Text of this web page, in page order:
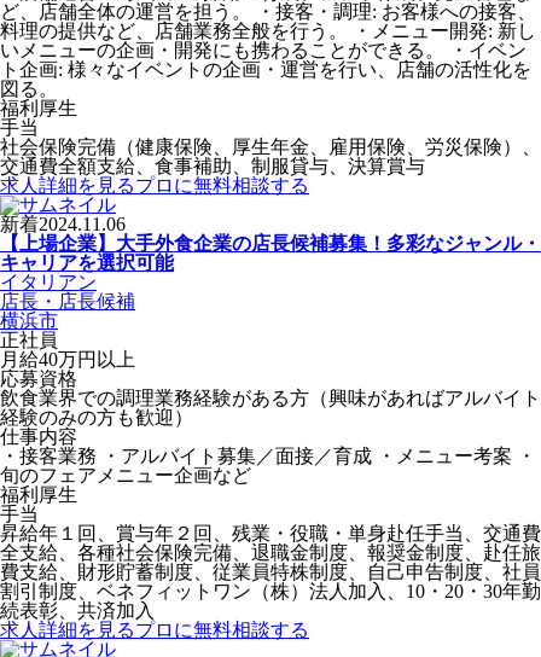
ど、店舗全体の運営を担う。 ・接客・調理: お客様への接客、
料理の提供など、店舗業務全般を行う。 ・メニュー開発: 新し
いメニューの企画・開発にも携わることができる。 ・イベン
ト企画: 様々なイベントの企画・運営を行い、店舗の活性化を
図る。
福利厚生
手当
社会保険完備（健康保険、厚生年金、雇用保険、労災保険）、
交通費全額支給、食事補助、制服貸与、決算賞与
求人詳細を見るプロに無料相談する
新着2024.11.06
【上場企業】大手外食企業の店長候補募集！多彩なジャンル・
キャリアを選択可能
イタリアン
店長・店長候補
横浜市
正社員
月給40万円以上
応募資格
飲食業界での調理業務経験がある方（興味があればアルバイト
経験のみの方も歓迎）
仕事内容
・接客業務 ・アルバイト募集／面接／育成 ・メニュー考案 ・
旬のフェアメニュー企画など
福利厚生
手当
昇給年１回、賞与年２回、残業・役職・単身赴任手当、交通費
全支給、各種社会保険完備、退職金制度、報奨金制度、赴任旅
費支給、財形貯蓄制度、従業員特株制度、自己申告制度、社員
割引制度、ベネフィットワン（株）法人加入、10・20・30年勤
続表彰、共済加入
求人詳細を見るプロに無料相談する